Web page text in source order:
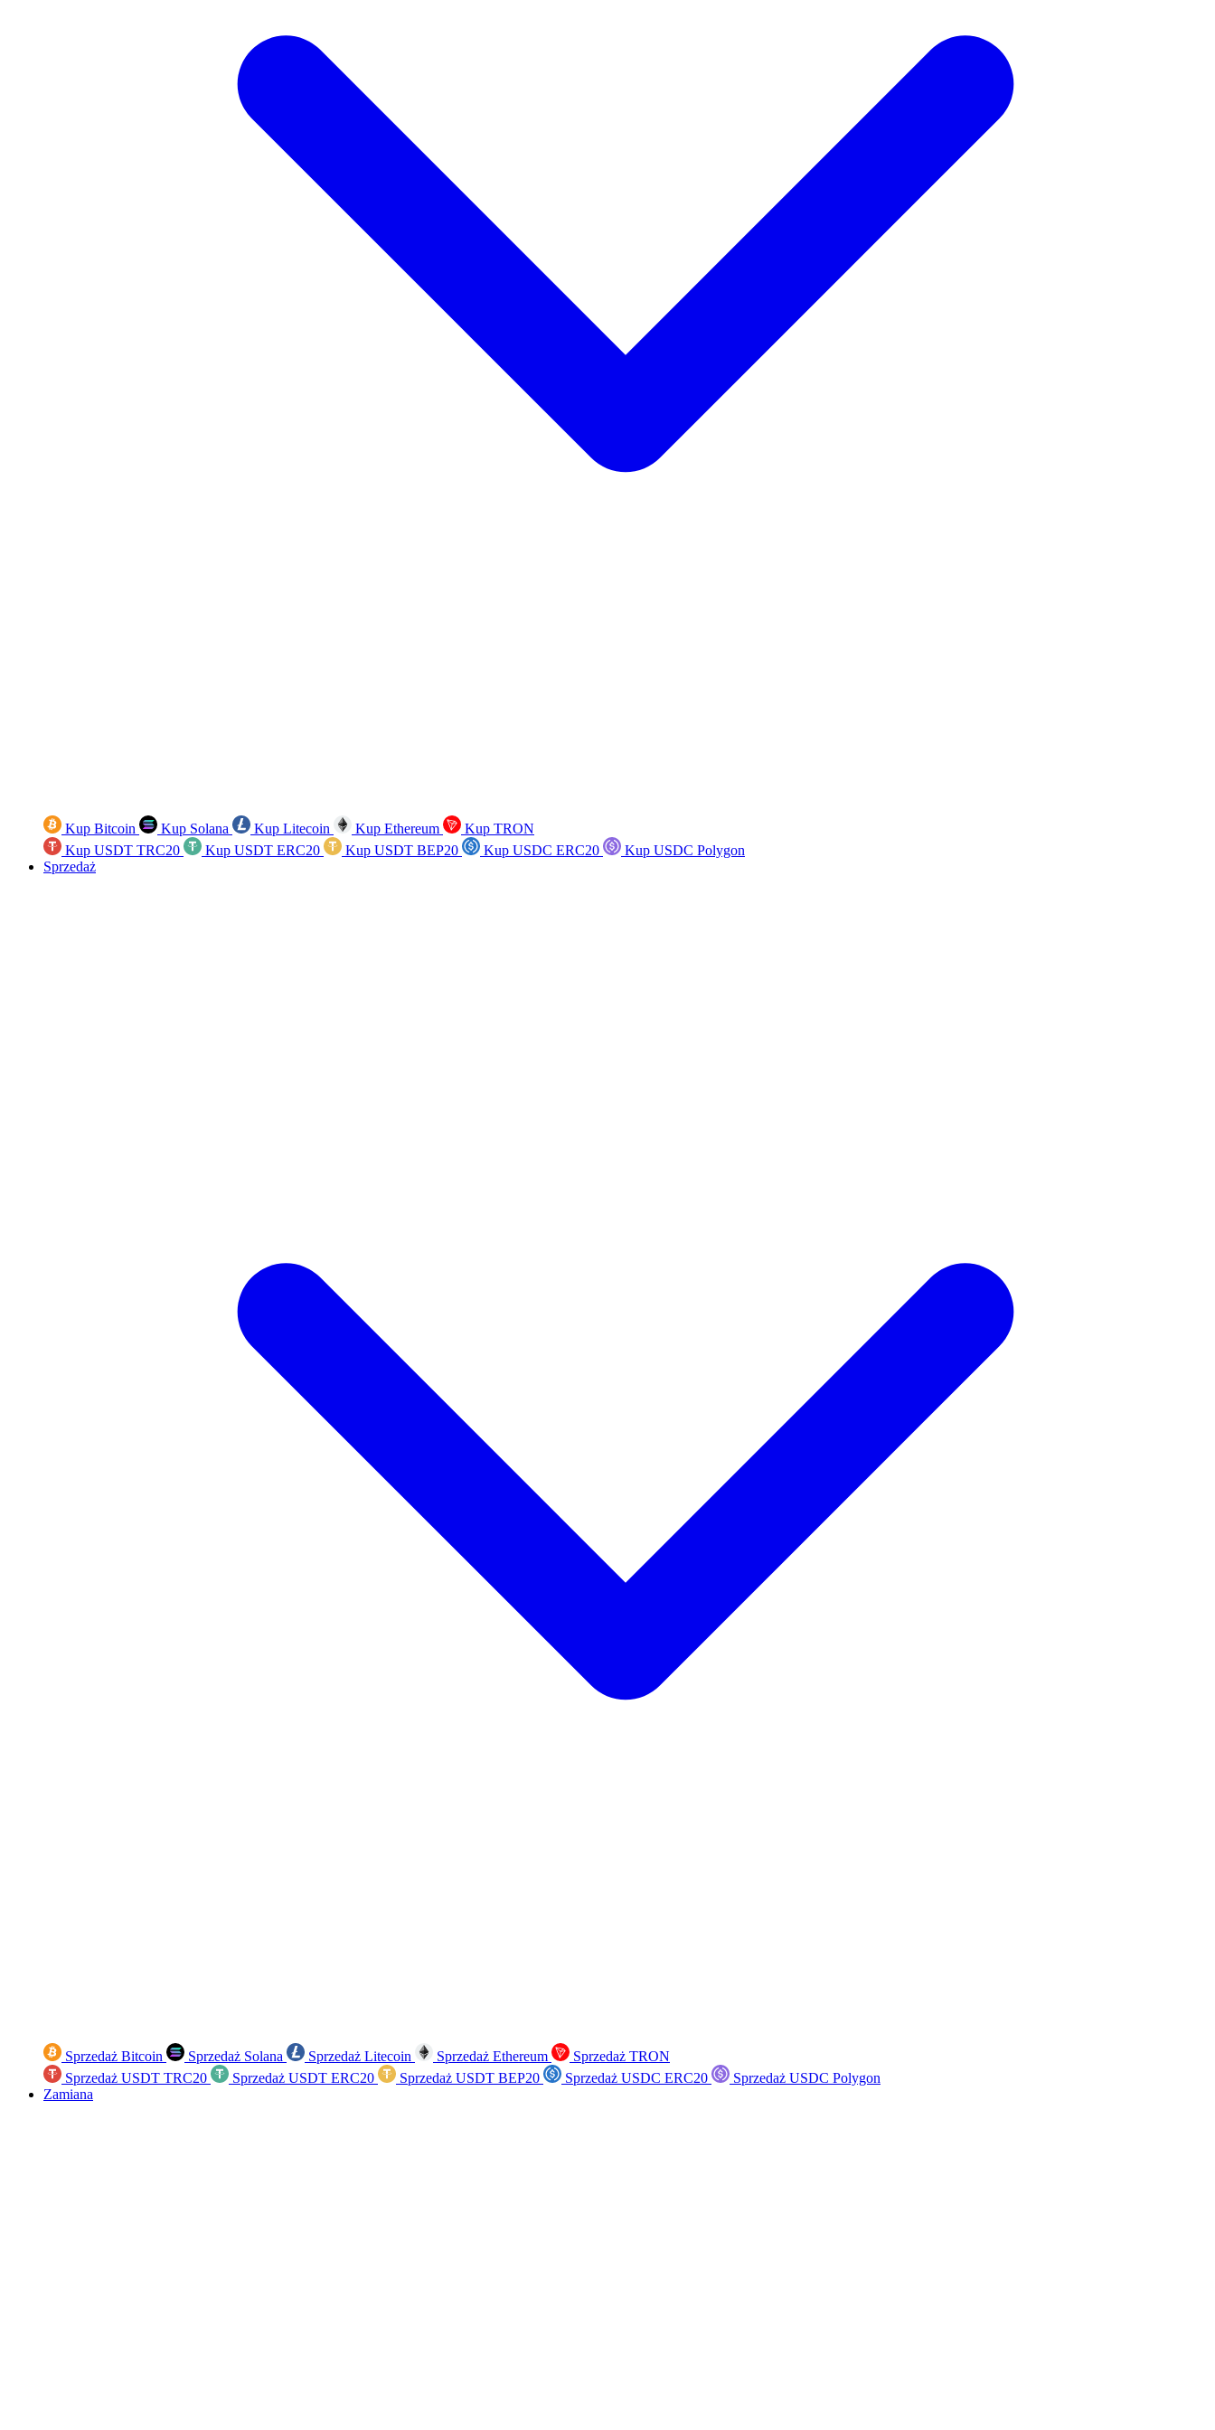
Kup Bitcoin Kup Solana Kup Litecoin Kup Ethereum
Kup TRON
Kup USDT TRC20
Kup USDT ERC20 Kup USDT BEP20 Kup USDC ERC20
Kup USDC Polygon
Sprzedaż
Sprzedaż Bitcoin Sprzedaż Solana Sprzedaż Litecoin Sprzedaż Ethereum
Sprzedaż TRON
Sprzedaż USDT TRC20
Sprzedaż USDT ERC20 Sprzedaż USDT BEP20 Sprzedaż USDC ERC20
Sprzedaż USDC Polygon
Zamiana